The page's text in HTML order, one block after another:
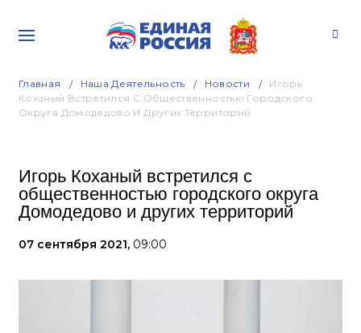
Главная Наша Деятельность Новости
Игорь
Коханый Встретился С Общественностью Городского
Округа Домодедово И Других Территорий
Игорь Коханый встретился с
общественностью городского округа
Домодедово и других территорий
07 сентября 2021, 09:00